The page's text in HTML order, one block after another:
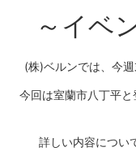
～イベ
(株)ベルンでは、今
今回は室蘭市八丁平
詳しい内容につい